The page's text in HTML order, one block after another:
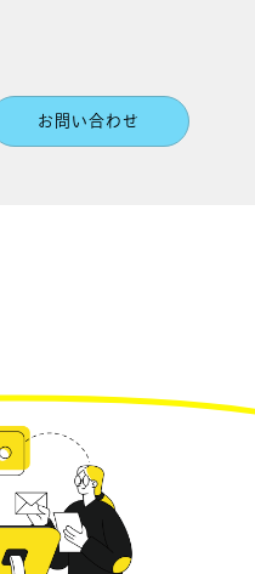
お問い合わせ